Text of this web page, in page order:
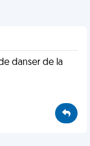
danser de la